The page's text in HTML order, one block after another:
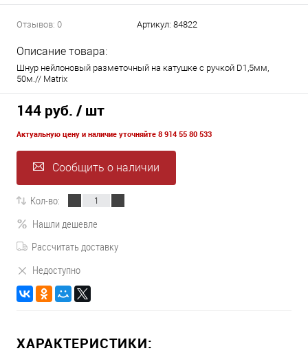
Отзывов: 0 Артикул: 84822
Описание товара:
Шнур нейлоновый разметочный на катушке c ручкой D1,5мм,
50м.// Matrix
144 руб. / шт
Актуальную цену и наличие уточняйте 8 914 55 80 533
Сообщить о наличии
Кол-во:
Нашли дешевле
Рассчитать доставку
Недоступно
ХАРАКТЕРИСТИКИ: